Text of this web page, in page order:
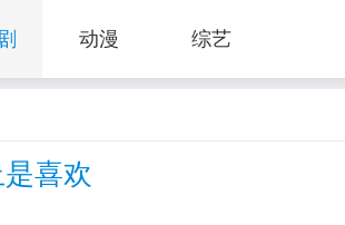
动漫 综艺
喜欢